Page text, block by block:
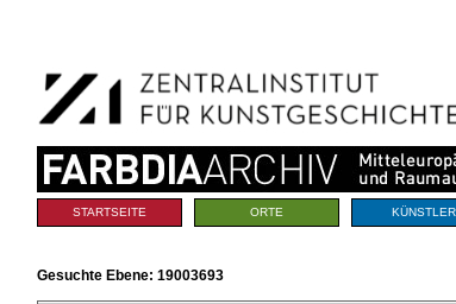
Navigation
Sektionen
STARTSEITE ORTE KÜNSTLER
Gesuchte Ebene: 19003693